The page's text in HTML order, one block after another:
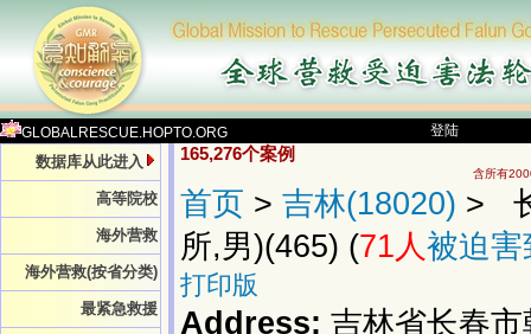
GLOBALRESCUE.HOPTO.ORG 登陆
数据库从此进入
高等院校
海外营救
海外营救(按省分类)
最紧急救援
165,276个案例
含所有
首页 > 吉林(18020) >
所,男)(465) (71人被迫
打印版
Address: 吉林省长春